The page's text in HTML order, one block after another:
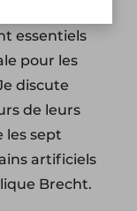
essentiels
pour les
discute
de leurs
les sept
artificiels
Brecht.